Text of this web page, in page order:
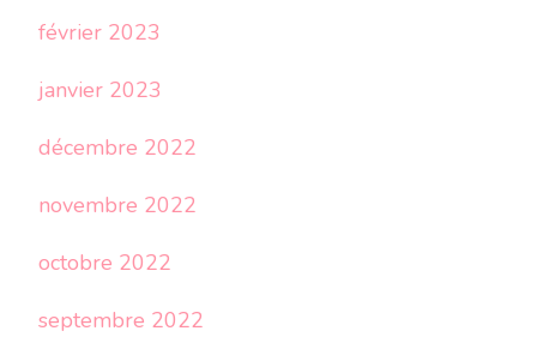
février 2023
janvier 2023
décembre 2022
novembre 2022
octobre 2022
septembre 2022